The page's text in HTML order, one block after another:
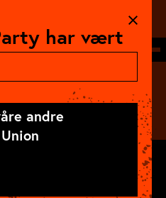
Søk
Meny
har vært
andre